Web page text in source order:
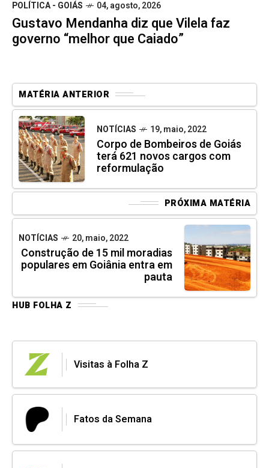
POLÍTICA - GOIÁS 04, agosto, 2026
Gustavo Mendanha diz que Vilela faz
governo “melhor que Caiado”
MATÉRIA ANTERIOR
NOTÍCIAS 19, maio, 2022
Corpo de Bombeiros de Goiás
terá 621 novos cargos com
reformulação
PRÓXIMA MATÉRIA
NOTÍCIAS 20, maio, 2022
Construção de 15 mil moradias
populares em Goiânia entra em
pauta
HUB FOLHA Z
Visitas à Folha Z
Fatos da Semana